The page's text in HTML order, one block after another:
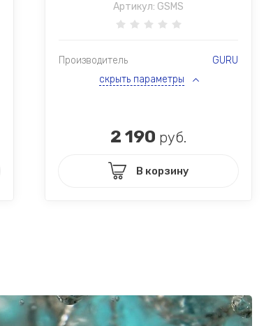
Артикул: GSMS
Производитель
GURU
скрыть параметры
2 190 руб.
В корзину